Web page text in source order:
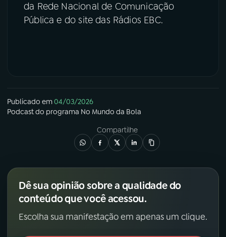
da Rede Nacional de Comunicação
Pública e do site das Rádios EBC.
Publicado em04/03/2026
Podcastdo programa No Mundo da Bola
Compartilhe
Dê sua opinião sobre a qualidade do
conteúdo que você acessou.
Escolha sua manifestação em apenas um clique.